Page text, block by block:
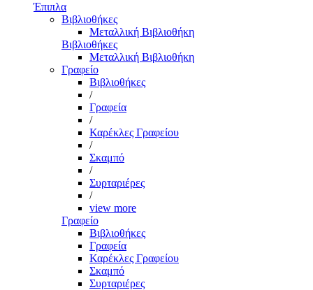
Έπιπλα
Βιβλιοθήκες
Μεταλλική Βιβλιοθήκη
Βιβλιοθήκες
Μεταλλική Βιβλιοθήκη
Γραφείο
Βιβλιοθήκες
/
Γραφεία
/
Καρέκλες Γραφείου
/
Σκαμπό
/
Συρταριέρες
/
view more
Γραφείο
Βιβλιοθήκες
Γραφεία
Καρέκλες Γραφείου
Σκαμπό
Συρταριέρες